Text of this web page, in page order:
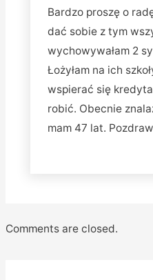
Bardzo proszę o
dać sobie z tym
wychowywałam 2
Łożyłam na ich
wspierać się
robić. Obecnie
mam 47 lat.
Comments are closed.